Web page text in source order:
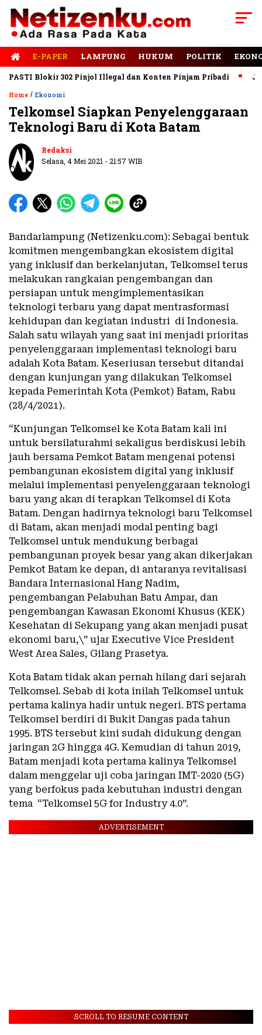
E-PAPER LAMPUNG HUKUM POLITIK
Blokir 302 Pinjol Illegal dan Konten Pinjam Pribadi Jalan
Home / Ekonomi
Telkomsel Siapkan Penyelenggaraan
Teknologi Baru di Kota Batam
Redaksi
Selasa, 4 Mei 2021 - 21:57 WIB
Bandarlampung (Netizenku.com): Sebagai bentuk
komitmen mengembangkan ekosistem digital
yang inklusif dan berkelanjutan, Telkomsel terus
melakukan rangkaian pengembangan dan
persiapan untuk mengimplementasikan
teknologi terbaru yang dapat mentrasformasi
kehidupan dan kegiatan industri di Indonesia.
Salah satu wilayah yang saat ini menjadi prioritas
penyelenggaraan implementasi teknologi baru
adalah Kota Batam. Keseriusan tersebut ditandai
dengan kunjungan yang dilakukan Telkomsel
kepada Pemerintah Kota (Pemkot) Batam, Rabu
(28/4/2021).
“Kunjungan Telkomsel ke Kota Batam kali ini
untuk bersilaturahmi sekaligus berdiskusi lebih
jauh bersama Pemkot Batam mengenai potensi
pembangunan ekosistem digital yang inklusif
melalui implementasi penyelenggaraan teknologi
baru yang akan di terapkan Telkomsel di Kota
Batam. Dengan hadirnya teknologi baru Telkomsel
di Batam, akan menjadi modal penting bagi
Telkomsel untuk mendukung berbagai
pembangunan proyek besar yang akan dikerjakan
Pemkot Batam ke depan, di antaranya revitalisasi
Bandara Internasional Hang Nadim,
pengembangan Pelabuhan Batu Ampar, dan
pengembangan Kawasan Ekonomi Khusus (KEK)
Kesehatan di Sekupang yang akan menjadi pusat
ekonomi baru,\” ujar Executive Vice President
West Area Sales, Gilang Prasetya.
Kota Batam tidak akan pernah hilang dari sejarah
Telkomsel. Sebab di kota inilah Telkomsel untuk
pertama kalinya hadir untuk negeri. BTS pertama
Telkomsel berdiri di Bukit Dangas pada tahun
1995. BTS tersebut kini sudah didukung dengan
jaringan 2G hingga 4G. Kemudian di tahun 2019,
Batam menjadi kota pertama kalinya Telkomsel
dalam menggelar uji coba jaringan IMT-2020 (5G)
yang berfokus pada kebutuhan industri dengan
tema “Telkomsel 5G for Industry 4.0”.
ADVERTISEMENT
SCROLL TO RESUME CONTENT